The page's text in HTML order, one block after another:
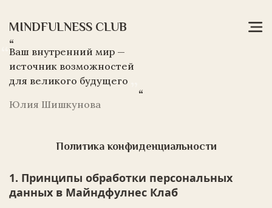
MINDFULNESS CLUB
Курсы
Программа
“
Ваш внутренний мир —
источник возможностей
для великого будущего
“
Юлия Шишкунова
Политика конфиденциальности
1. Принципы обработки персональных
данных в Майндфулнес Клаб